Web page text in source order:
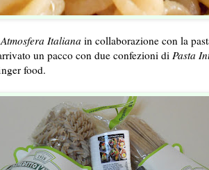
Atmosfera Italiana in collaborazione con la
un pacco con due confezioni di Pasta
food.